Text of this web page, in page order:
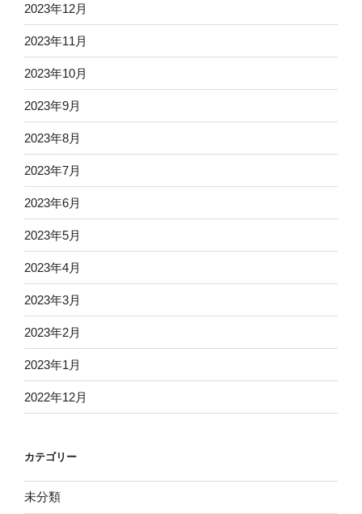
2023年12月
2023年11月
2023年10月
2023年9月
2023年8月
2023年7月
2023年6月
2023年5月
2023年4月
2023年3月
2023年2月
2023年1月
2022年12月
カテゴリー
未分類